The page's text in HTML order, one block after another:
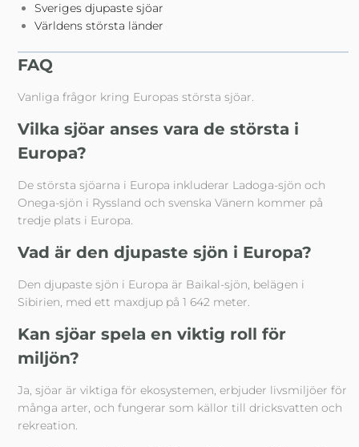
Sveriges djupaste sjöar
Världens största länder
FAQ
Vanliga frågor kring Europas största sjöar.
Vilka sjöar anses vara de största i
Europa?
De största sjöarna i Europa inkluderar Ladoga-sjön och
Onega-sjön i Ryssland och svenska Vänern kommer på
tredje plats i Europa.
Vad är den djupaste sjön i Europa?
Den djupaste sjön i Europa är Baikal-sjön, belägen i
Sibirien, med ett maxdjup på 1 642 meter.
Kan sjöar spela en viktig roll för
miljön?
Ja, sjöar är viktiga för ekosystemen, erbjuder livsmiljöer för
många arter, och fungerar som källor till dricksvatten och
rekreation.